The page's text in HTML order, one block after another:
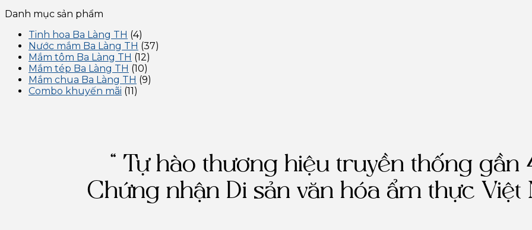
Danh mục sản phẩm
Tinh hoa Ba Làng TH (4)
Nước mắm Ba Làng TH (37)
Mắm tôm Ba Làng TH (12)
Mắm tép Ba Làng TH (10)
Mắm chua Ba Làng TH (9)
Combo khuyến mãi (11)
“ Tự hào thương hiệu truyền thống gần
Chứng nhận Di sản văn hóa ẩm thực Việt